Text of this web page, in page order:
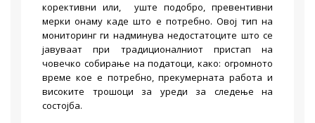
корективни или, уште подобро, превентивни
мерки онаму каде што е потребно. Овој тип на
мониторинг ги надминува недостатоците што се
јавуваат при традиционалниот пристап на
човечко собирање на податоци, како: огромното
време кое е потребно, прекумерната работа и
високите трошоци за уреди за следење на
состојба.